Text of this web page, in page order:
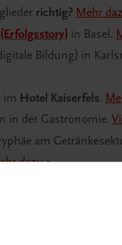
richtig? Mehr
in Basel.
Bildung) in
im Hotel Kaiserfels.
in der Gastronomie.
am
dazu >
„wîse up“ der WKO